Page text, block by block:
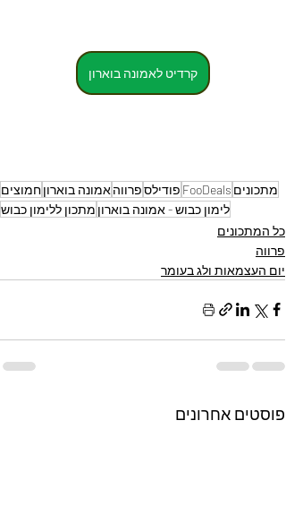
קרדיט לאמונה בוארון
מתכונים FooDeals פודילספרווהאמונה בוארוןחמוצים
לימון כבוש - אמונה בוארון מתכון ללימון כבוש
כל המתכונים
פרווה
יום העצמאות ולג בעומר
פוסטים אחרונים